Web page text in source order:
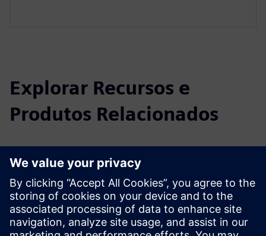
Explorar Recursos e
Produtos Relacionados
Informações e Recursos Adicionais
Run MyVirtual Machine — O Digital Twin da aplicação da
máquina
Solicite uma demonstração da TRAK Machine Tools